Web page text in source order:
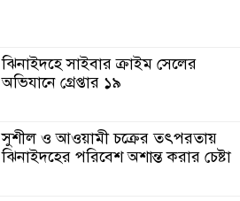
ঝিনাইদহে সাইবার ক্রাইম সেলের
অভিযানে গ্রেপ্তার ১৯
সুশীল ও আওয়ামী চক্রের তৎপরতায়
ঝিনাইদহের পরিবেশ অশান্ত করার চেষ্টা